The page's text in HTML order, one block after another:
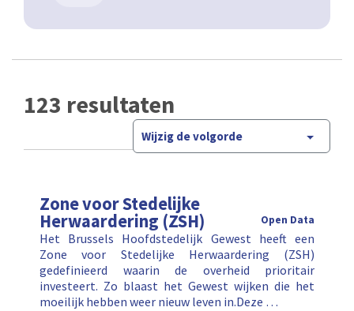
123 resultaten
Wijzig de volgorde
Zone voor Stedelijke
Herwaardering (ZSH) Open Data
Het Brussels Hoofdstedelijk Gewest heeft een
Zone voor Stedelijke Herwaardering (ZSH)
gedefinieerd waarin de overheid prioritair
investeert. Zo blaast het Gewest wijken die het
moeilijk hebben weer nieuw leven in.Deze …